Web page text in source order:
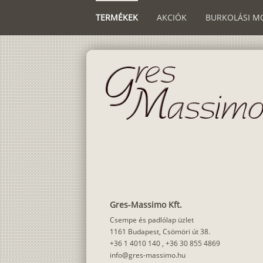
TERMÉKEK AKCIÓK BURKOLÁSI
Gres-Massimo Kft.
Csempe és padlólap üzlet
1161 Budapest, Csömöri út 38.
+36 1 4010 140 , +36 30 855 4869
info@gres-massimo.hu